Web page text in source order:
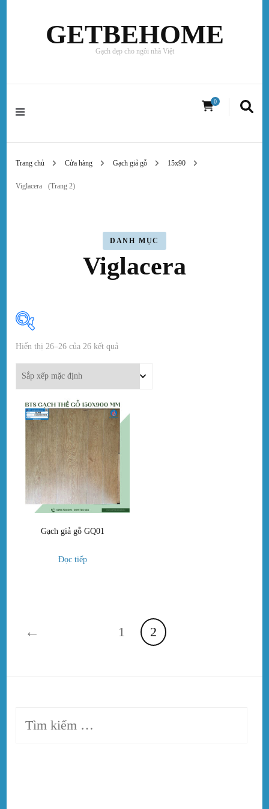
GETBEHOME
Gạch đẹp cho ngôi nhà Việt
0
Trang chủ Cửa hàng Gạch giả gỗ 15x90
Viglacera (Trang 2)
DANH MỤC
Viglacera
In stock
On sale(0)
Thẻ sản phẩm
Hiển thị 26–26 của 26 kết quả
Gạch giả gỗ GQ01
Đọc tiếp
← 1 2
Tìm